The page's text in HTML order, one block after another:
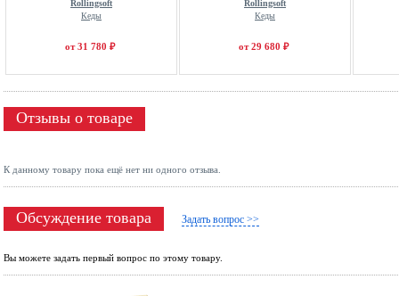
Rollingsoft
Кеды
от 31 780 ₽
Rollingsoft
Кеды
от 29 680 ₽
Отзывы о товаре
К данному товару пока ещё нет ни одного отзыва.
Обсуждение товара Задать вопрос >>
Вы можете задать первый вопрос по этому товару.